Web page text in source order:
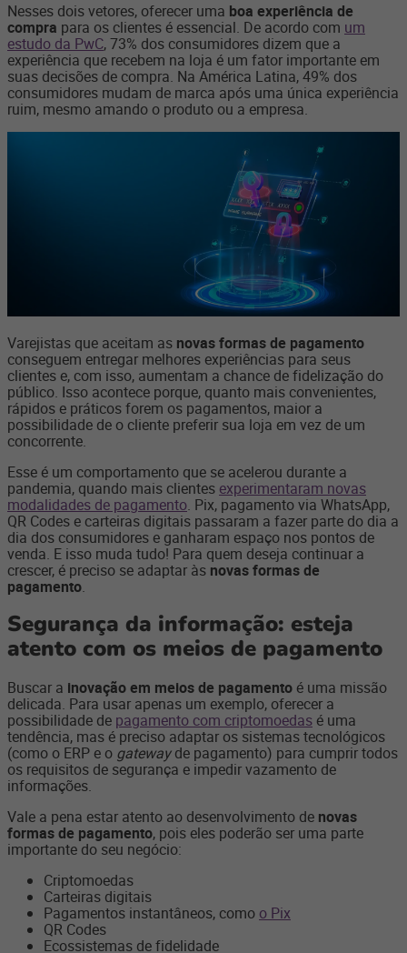
Nesses dois vetores, oferecer uma boa experiência de
compra para os clientes é essencial. De acordo com um
estudo da PwC, 73% dos consumidores dizem que a
experiência que recebem na loja é um fator importante em
suas decisões de compra. Na América Latina, 49% dos
consumidores mudam de marca após uma única experiência
ruim, mesmo amando o produto ou a empresa.
Varejistas que aceitam as novas formas de pagamento
conseguem entregar melhores experiências para seus
clientes e, com isso, aumentam a chance de fidelização do
público. Isso acontece porque, quanto mais convenientes,
rápidos e práticos forem os pagamentos, maior a
possibilidade de o cliente preferir sua loja em vez de um
concorrente.
Esse é um comportamento que se acelerou durante a
pandemia, quando mais clientes experimentaram novas
modalidades de pagamento. Pix, pagamento via WhatsApp,
QR Codes e carteiras digitais passaram a fazer parte do dia a
dia dos consumidores e ganharam espaço nos pontos de
venda. E isso muda tudo! Para quem deseja continuar a
crescer, é preciso se adaptar às novas formas de
pagamento.
Segurança da informação: esteja
atento com os meios de pagamento
Buscar a inovação em meios de pagamento é uma missão
delicada. Para usar apenas um exemplo, oferecer a
possibilidade de pagamento com criptomoedas é uma
tendência, mas é preciso adaptar os sistemas tecnológicos
(como o ERP e o gatewayde pagamento) para cumprir todos
os requisitos de segurança e impedir vazamento de
informações.
Vale a pena estar atento ao desenvolvimento de novas
formas de pagamento, pois eles poderão ser uma parte
importante do seu negócio:
Criptomoedas
Carteiras digitais
Pagamentos instantâneos, como o Pix
QR Codes
Ecossistemas de fidelidade